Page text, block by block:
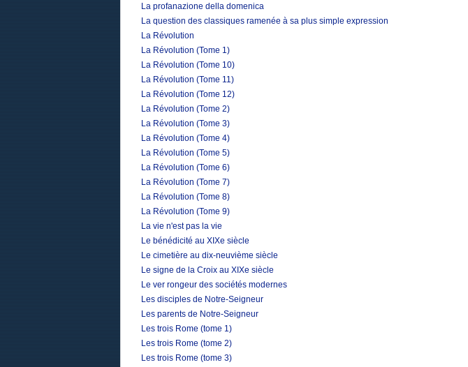
La profanazione della domenica
La question des classiques ramenée à sa plus simple expression
La Révolution
La Révolution (Tome 1)
La Révolution (Tome 10)
La Révolution (Tome 11)
La Révolution (Tome 12)
La Révolution (Tome 2)
La Révolution (Tome 3)
La Révolution (Tome 4)
La Révolution (Tome 5)
La Révolution (Tome 6)
La Révolution (Tome 7)
La Révolution (Tome 8)
La Révolution (Tome 9)
La vie n'est pas la vie
Le bénédicité au XIXe siècle
Le cimetière au dix-neuvième siècle
Le signe de la Croix au XIXe siècle
Le ver rongeur des sociétés modernes
Les disciples de Notre-Seigneur
Les parents de Notre-Seigneur
Les trois Rome (tome 1)
Les trois Rome (tome 2)
Les trois Rome (tome 3)